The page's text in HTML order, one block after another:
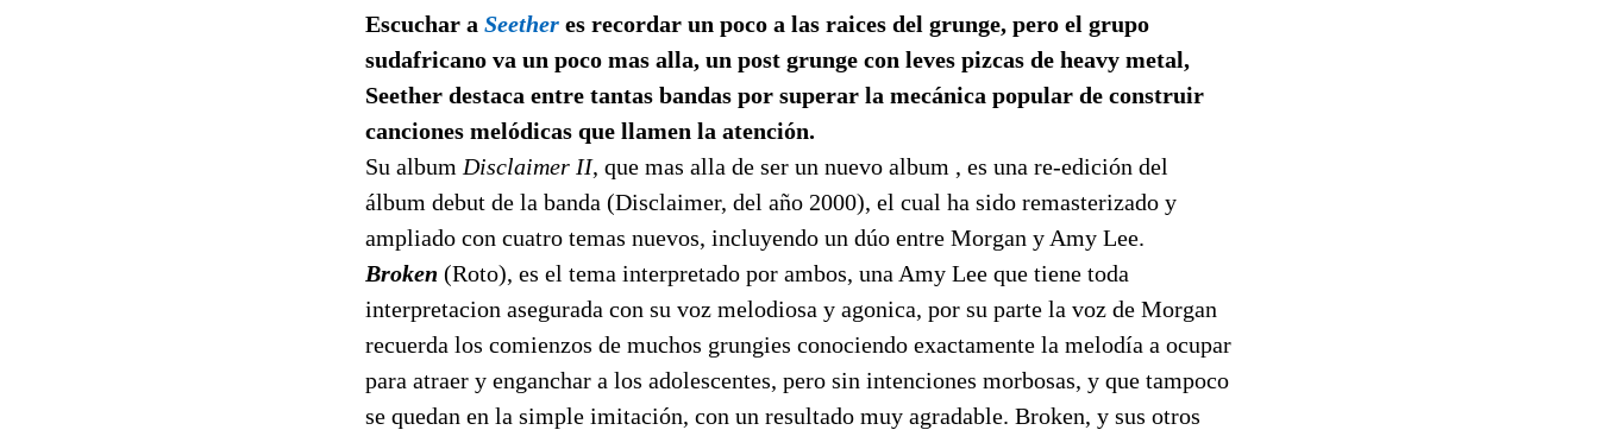
Escuchar a Seether es recordar un poco a las raices del grunge, pero el grupo
sudafricano va un poco mas alla, un post grunge con leves pizcas de heavy metal,
Seether destaca entre tantas bandas por superar la mecánica popular de construir
canciones melódicas que llamen la atención.
Su album Disclaimer II, que mas alla de ser un nuevo album , es una re-edición del
álbum debut de la banda (Disclaimer, del año 2000), el cual ha sido remasterizado y
ampliado con cuatro temas nuevos, incluyendo un dúo entre Morgan y Amy Lee.
Broken (Roto), es el tema interpretado por ambos, una Amy Lee que tiene toda
interpretacion asegurada con su voz melodiosa y agonica, por su parte la voz de Morgan
recuerda los comienzos de muchos grungies conociendo exactamente la melodía a ocupar
para atraer y enganchar a los adolescentes, pero sin intenciones morbosas, y que tampoco
se quedan en la simple imitación, con un resultado muy agradable. Broken, y sus otros